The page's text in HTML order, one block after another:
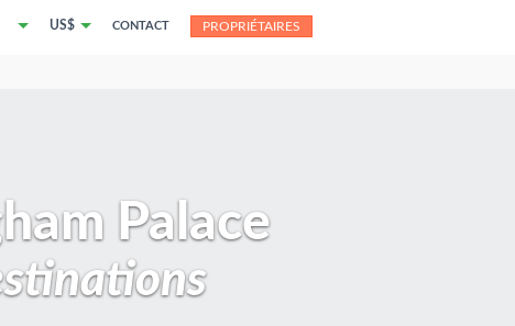
US$ CONTACT PROPRIÉTAIRES
Palace